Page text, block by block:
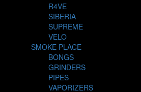
R4VE
SIBERIA
SUPREME
VELO
SMOKE PLACE
BONGS
GRINDERS
PIPES
VAPORIZERS